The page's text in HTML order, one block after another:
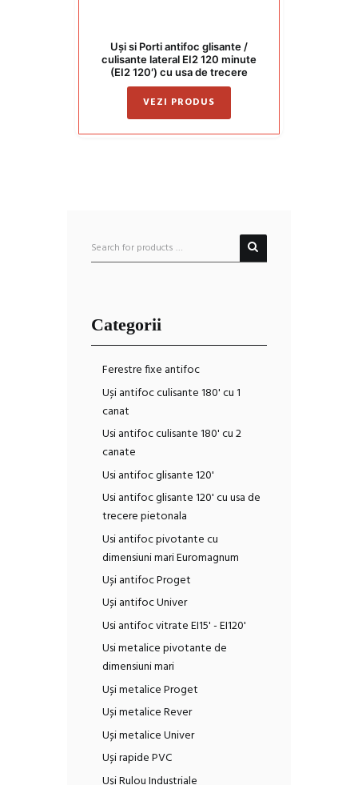
Uși si Porti antifoc glisante /
culisante lateral EI2 120 minute
(EI2 120′) cu usa de trecere
pietonala
VEZI PRODUS
Categorii
Ferestre fixe antifoc
Uși antifoc culisante 180' cu 1
canat
Usi antifoc culisante 180' cu 2
canate
Usi antifoc glisante 120'
Usi antifoc glisante 120' cu usa de
trecere pietonala
Usi antifoc pivotante cu
dimensiuni mari Euromagnum
Uși antifoc Proget
Uși antifoc Univer
Usi antifoc vitrate EI15' - EI120'
Usi metalice pivotante de
dimensiuni mari
Uși metalice Proget
Uși metalice Rever
Uși metalice Univer
Uși rapide PVC
Uși Rulou Industriale